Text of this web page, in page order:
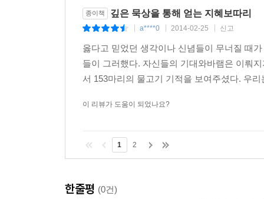
종이책 깊은 묵상을 통해 얻는 지혜보따리
a****0 2014-02-25 신고
옳다고 믿었던 생각이나 신념들이 무너질 때
들이 그러했다. 자신들의 기대와바램은 이뤄
서 153마리의 물고기 기적을 보여주셨다. 우
이 리뷰가 도움이 되었나요?
1 2
한줄평 (0건)